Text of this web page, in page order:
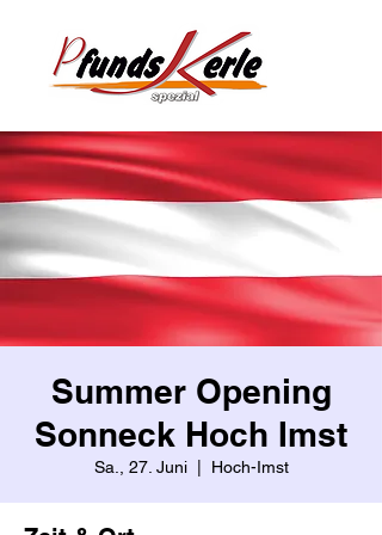
Summer Opening
Sonneck Hoch Imst
Sa., 27. Juni
  |
Hoch-Imst